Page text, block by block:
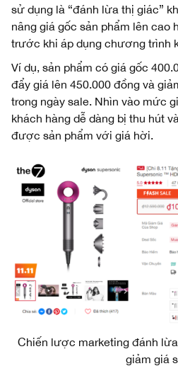
sử dụng là “đánh lừa thị giác”
nâng giá gốc sản phẩm lên
trước khi áp dụng chương trình
Ví dụ, sản phẩm có giá gốc
đẩy giá lên 450.000 đồng và
trong ngày sale. Nhìn vào mức
khách hàng dễ dàng bị thu hút
được sản phẩm với giá hời.
Chiến lược marketing đánh
giảm giá